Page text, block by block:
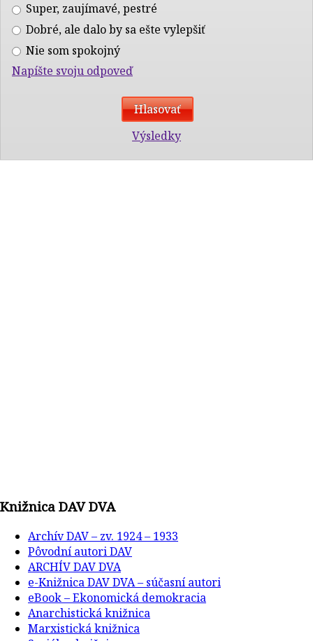
Super, zaujímavé, pestré
Dobré, ale dalo by sa ešte vylepšiť
Nie som spokojný
Napíšte svoju odpoveď
Výsledky
Knižnica DAV DVA
Archív DAV – zv. 1924 – 1933
Pôvodní autori DAV
ARCHÍV DAV DVA
e-Knižnica DAV DVA – súčasní autori
eBook – Ekonomická demokracia
Anarchistická knižnica
Marxistická knižnica